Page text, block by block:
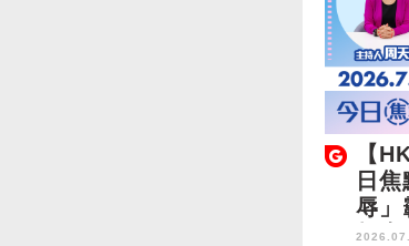
【
日
辱」
胡志